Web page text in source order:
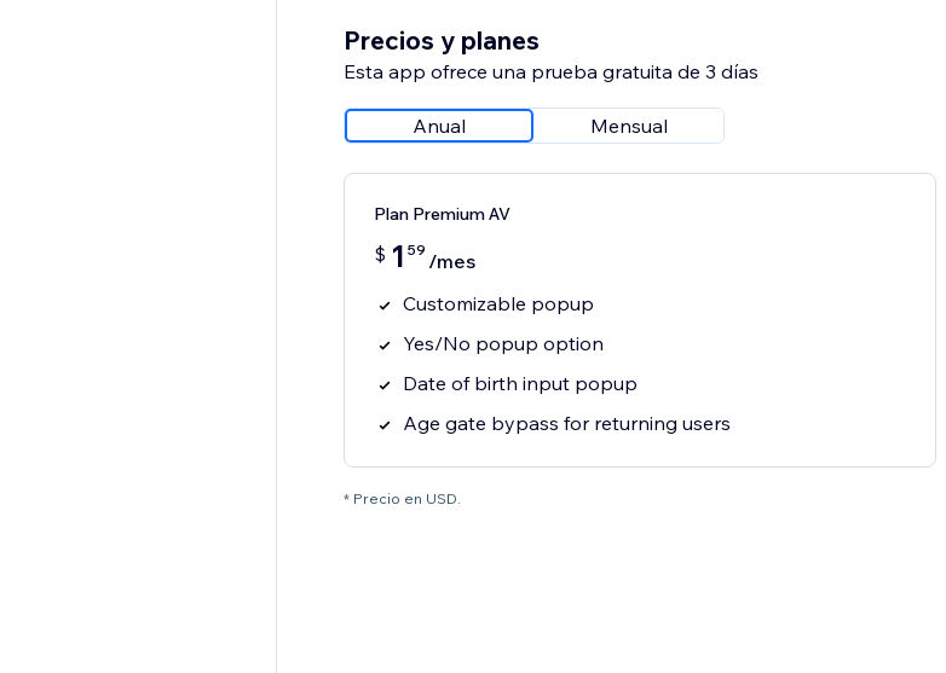
Precios y planes
Esta app ofrece una prueba gratuita de 3 días
Anual Mensual
Plan Premium AV
$ 1 59 /mes
Customizable popup
Yes/No popup option
Date of birth input popup
Age gate bypass for returning users
* Precio en USD.